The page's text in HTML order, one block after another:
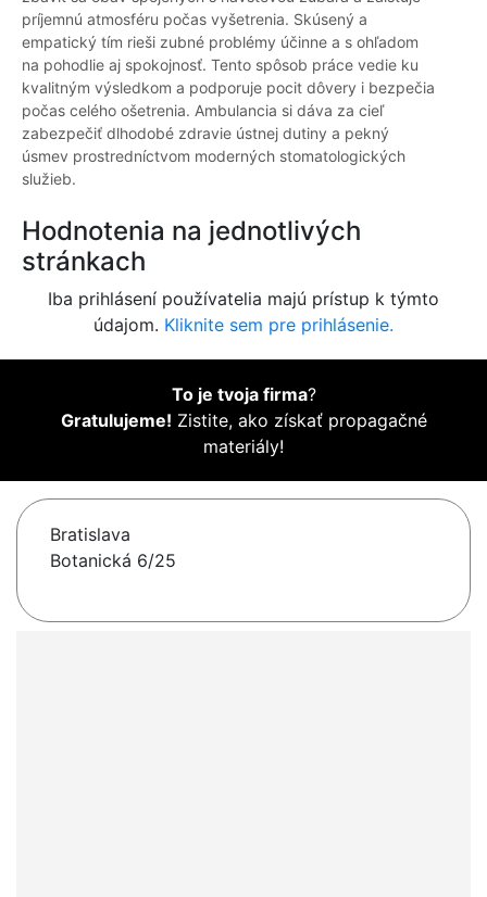
príjemnú atmosféru počas vyšetrenia. Skúsený a
empatický tím rieši zubné problémy účinne a s ohľadom
na pohodlie aj spokojnosť. Tento spôsob práce vedie ku
kvalitným výsledkom a podporuje pocit dôvery i bezpečia
počas celého ošetrenia. Ambulancia si dáva za cieľ
zabezpečiť dlhodobé zdravie ústnej dutiny a pekný
úsmev prostredníctvom moderných stomatologických
služieb.
Hodnotenia na jednotlivých
stránkach
Iba prihlásení používatelia majú prístup k týmto
údajom. Kliknite sem pre prihlásenie.
To je tvoja firma?
Gratulujeme! Zistite, ako získať propagačné
materiály!
Bratislava
Botanická 6/25